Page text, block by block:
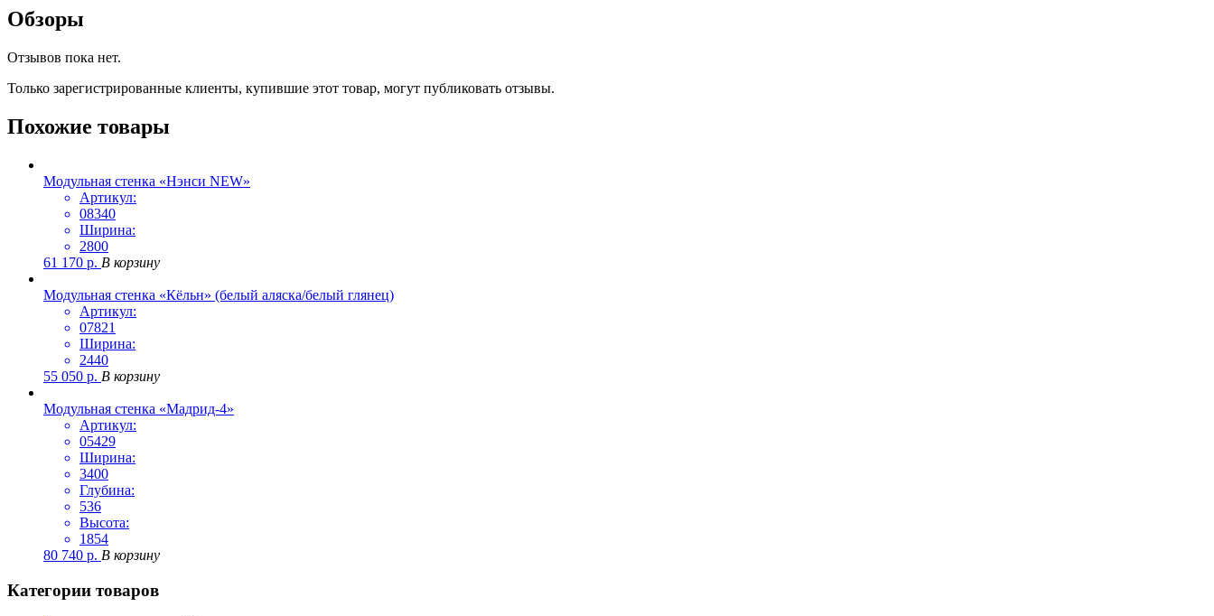
Обзоры
Отзывов пока нет.
Только зарегистрированные клиенты, купившие этот товар, могут публиковать отзывы.
Похожие товары
Модульная стенка «Нэнси NEW»
Артикул:
08340
Ширина:
2800
61 170 р. В корзину
Модульная стенка «Кёльн» (белый аляска/белый глянец)
Артикул:
07821
Ширина:
2440
55 050 р. В корзину
Модульная стенка «Мадрид-4»
Артикул:
05429
Ширина:
3400
Глубина:
536
Высота:
1854
80 740 р. В корзину
Категории товаров